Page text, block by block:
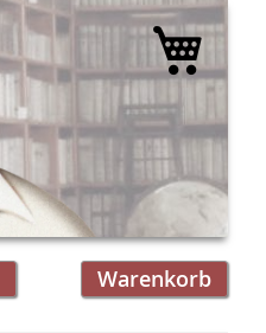
Warenkorb
Mein